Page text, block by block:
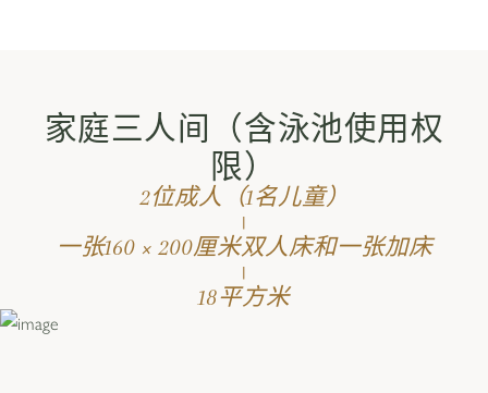
家庭三人间（含泳池使用权
限）
2位成人（1名儿童）
|
一张160 × 200厘米双人床和一张加床
|
18平方米